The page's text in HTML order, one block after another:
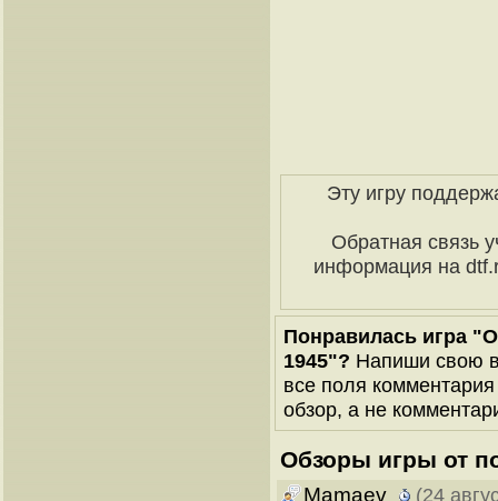
Эту игру
Обратная связь
информация на
Понравилась игра
1945"? Напиши свою
все поля комментария
обзор, а не
Обзоры игры от
Mamaev
(24